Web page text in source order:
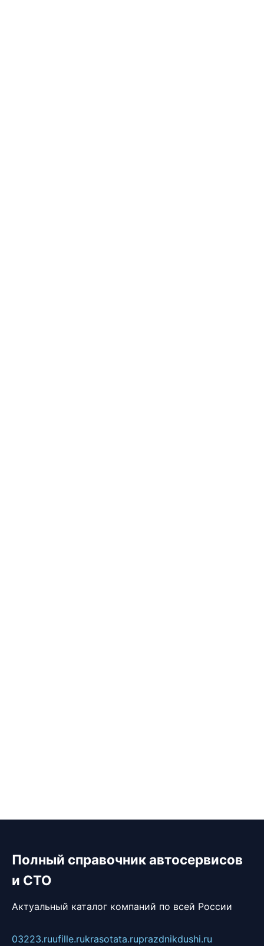
Полный справочник автосервисов
и СТО
Актуальный каталог компаний по всей России
03223.ruufille.rukrasotata.ruprazdnikdushi.ru